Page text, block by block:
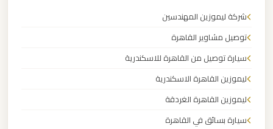
شركة ليموزين المهندسين
توصيل مشاوير القاهرة
سيارة توصيل من القاهرة للاسكندرية
ليموزين القاهرة الاسكندرية
ليموزين القاهرة الغردقة
سيارة بسائق في القاهرة
ليموزين
الجديدة
ليموزين